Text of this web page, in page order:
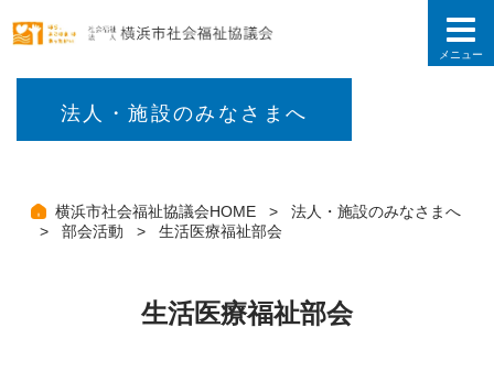
の
ペ
法人・施設のみなさまへ
横浜市社会福祉協議会HOME
法人・施設のみなさまへ
部会活動
生活医療福祉部会
生活医療福祉部会